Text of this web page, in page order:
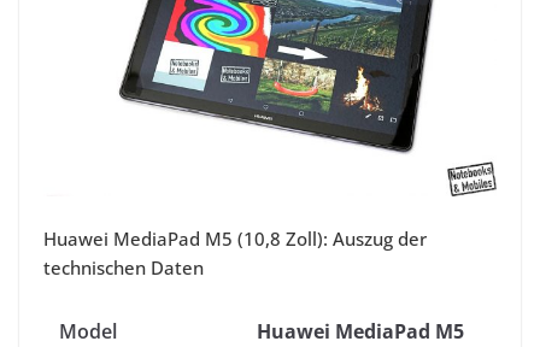
Huawei MediaPad M5 (10,8 Zoll): Auszug der
technischen Daten
Model
Huawei MediaPad M5